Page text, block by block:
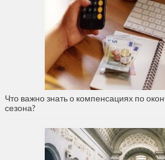
Что важно знать о компенсациях по
сезона?